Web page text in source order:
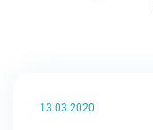
13.03.2020